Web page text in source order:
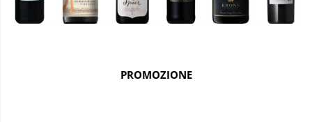
PROMOZIONE